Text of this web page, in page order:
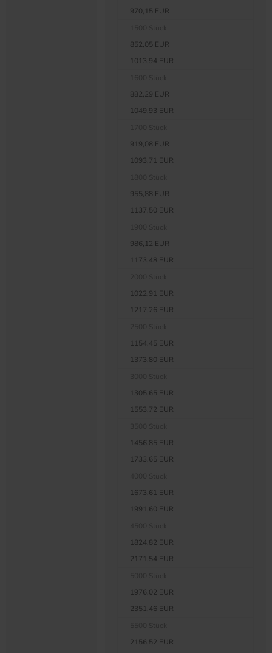
970,15 EUR
852,05 EUR
1013,94 EUR
882,29 EUR
1049,93 EUR
919,08 EUR
1093,71 EUR
955,88 EUR
1137,50 EUR
986,12 EUR
1173,48 EUR
1022,91 EUR
1217,26 EUR
1154,45 EUR
1373,80 EUR
1305,65 EUR
1553,72 EUR
1456,85 EUR
1733,65 EUR
1673,61 EUR
1991,60 EUR
1824,82 EUR
2171,54 EUR
1976,02 EUR
2351,46 EUR
2156,52 EUR